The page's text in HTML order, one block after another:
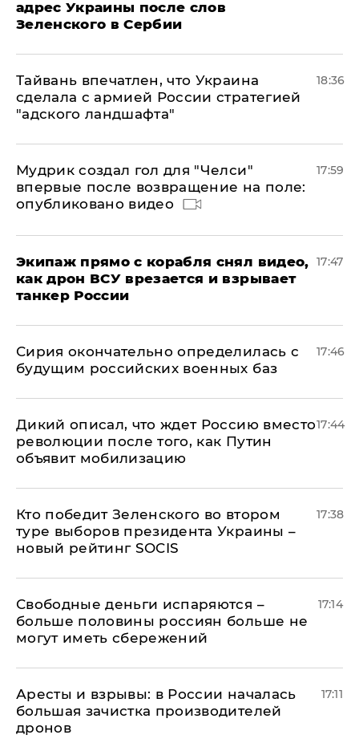
адрес Украины после слов
Зеленского в Сербии
Тайвань впечатлен, что Украина
сделала с армией России стратегией
"адского ландшафта"
18:36
Мудрик создал гол для "Челси"
впервые после возвращение на поле:
опубликовано видео
17:59
Экипаж прямо с корабля снял видео,
как дрон ВСУ врезается и взрывает
танкер России
17:47
Сирия окончательно определилась с
будущим российских военных баз
17:46
Дикий описал, что ждет Россию вместо
революции после того, как Путин
объявит мобилизацию
17:44
Кто победит Зеленского во втором
туре выборов президента Украины –
новый рейтинг SOCIS
17:38
Свободные деньги испаряются –
больше половины россиян больше не
могут иметь сбережений
17:14
Аресты и взрывы: в России началась
большая зачистка производителей
дронов
17:11